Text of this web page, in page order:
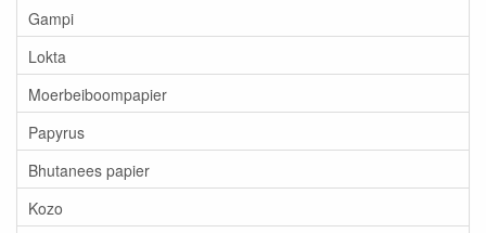
Gampi
Lokta
Moerbeiboompapier
Papyrus
Bhutanees papier
Kozo